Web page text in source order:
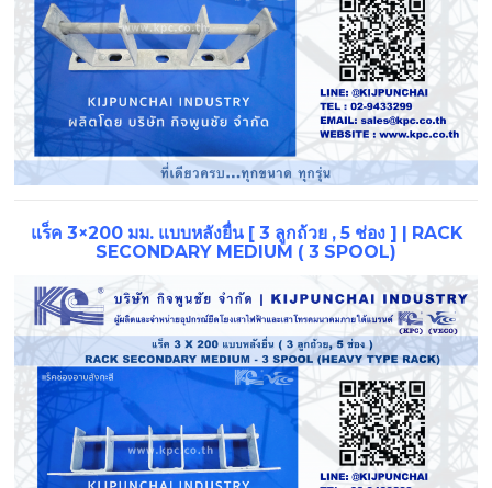
แร็ค 3×200 มม. แบบหลังยื่น [ 3 ลูกถ้วย , 5 ช่อง ] | RACK
SECONDARY MEDIUM ( 3 SPOOL)